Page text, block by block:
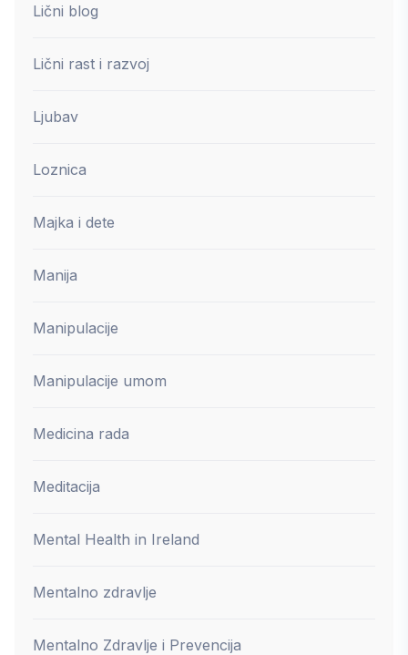
Lični blog
Lični rast i razvoj
Ljubav
Loznica
Majka i dete
Manija
Manipulacije
Manipulacije umom
Medicina rada
Meditacija
Mental Health in Ireland
Mentalno zdravlje
Mentalno Zdravlje i Prevencija